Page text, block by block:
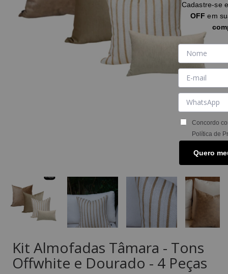
Kit Almofadas Tâmara - Tons
Offwhite e Dourado - 4 Peças
Cadastre-se
OFF em
Concordo
Política de
Quero